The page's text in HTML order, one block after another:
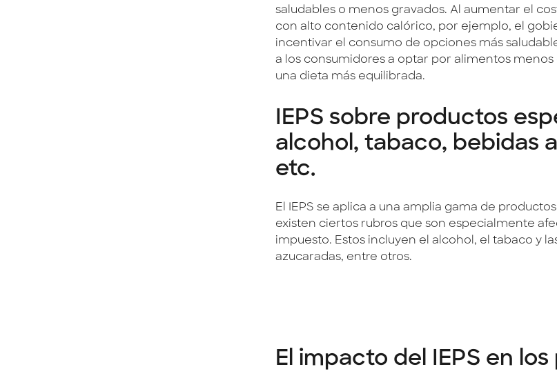
saludables o menos gravados. Al aumentar el
con alto contenido calórico, por ejemplo, el
incentivar el consumo de opciones más
a los consumidores a optar por alimentos
una dieta más equilibrada.
IEPS sobre productos
alcohol, tabaco, bebidas
etc.
El IEPS se aplica a una amplia gama de
existen ciertos rubros que son especialmente
impuesto. Estos incluyen el alcohol, el tabaco y
azucaradas, entre otros.
El impacto del IEPS en